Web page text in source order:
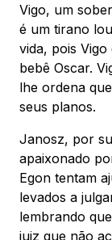
Vigo, um
é um tirano
vida, pois
bebê Oscar.
lhe ordena
seus planos.
Janosz, por
apaixonado
Egon tentam
levados a
lembrando
juiz que não